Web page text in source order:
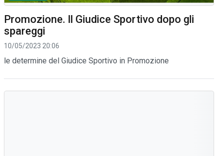
Promozione. Il Giudice Sportivo dopo gli
spareggi
10/05/2023 20:06
le determine del Giudice Sportivo in Promozione